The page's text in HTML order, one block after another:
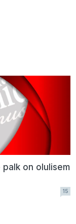
palk on olulisem
15